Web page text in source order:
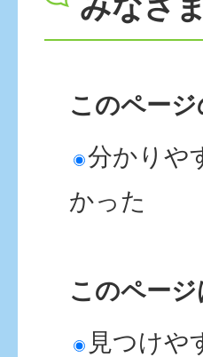
このペー
分かりや
かった
このペー
見つけや